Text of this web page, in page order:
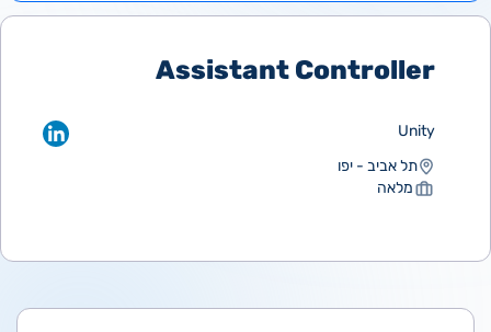
Assistant Controller
Unity
תל אביב - יפו
מלאה